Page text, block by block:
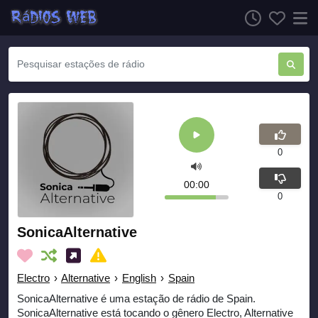
SonicaAlternative
Electro › Alternative › English › Spain
SonicaAlternative é uma estação de rádio de Spain.
SonicaAlternative está tocando o gênero Electro, Alternative
00:00
0
0